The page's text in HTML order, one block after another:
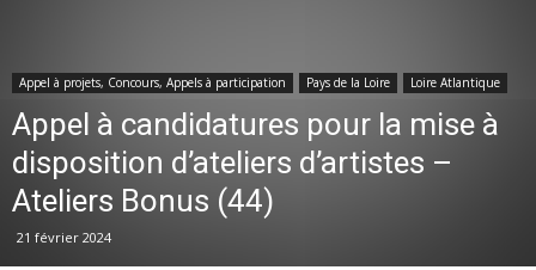
Appel à projets, Concours, Appels à participation Pays de la Loire Loire Atlantique
Appel à candidatures pour la mise à
disposition d’ateliers d’artistes –
Ateliers Bonus (44)
21 février 2024